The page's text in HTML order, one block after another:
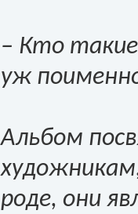
– Кто
уж
Альбом
роде, они